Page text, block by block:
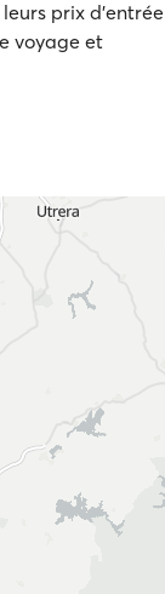
prix d'entrée
voyage et